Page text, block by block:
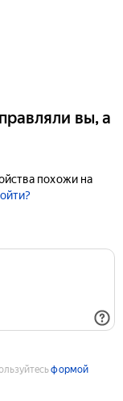
вы, а
похожи на
формой